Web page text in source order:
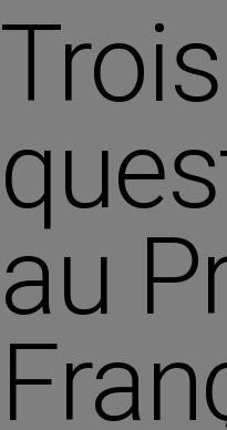
Trois
au